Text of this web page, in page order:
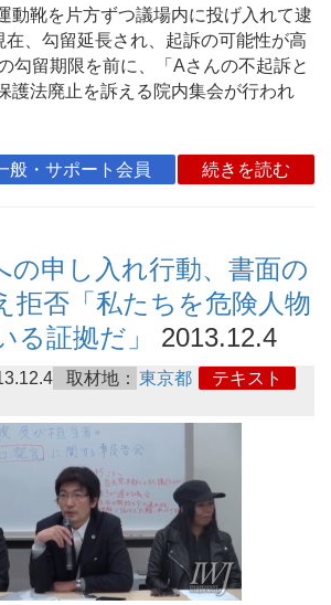
動靴を片方ずつ議場内に投げ入れて逮
、勾留延長され、起訴の可能性が高
勾留期限を前に、「Aさんの不起訴と
護法廃止を訴える院内集会が行われ
般・サポート会員 続きを読む
の申し入れ行動、書面の
拒否「私たちを危険人物
る証拠だ」
2013.12.4
取材地： 東京都
テキスト